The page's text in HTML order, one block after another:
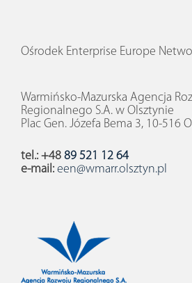
Ośrodek Enterprise Europe
Warmińsko-Mazurska Agencja
Regionalnego S.A. w Olsztynie
Plac Gen. Józefa Bema 3, 10-516
tel.: +48 89 521 12 64
e-mail: een@wmarr.olsztyn.pl